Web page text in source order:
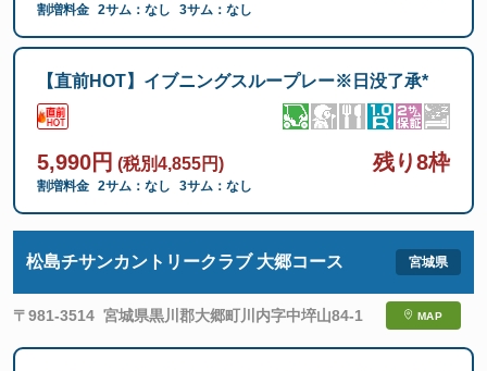
割増料金 2サム：なし 3サム：なし
【直前HOT】イブニングスループレー※日没了承*
5,990円 (税別4,855円) 残り8枠
割増料金 2サム：なし 3サム：なし
松島チサンカントリークラブ 大郷コース
〒981-3514 宮城県黒川郡大郷町川内字中埣山84-1 MAP